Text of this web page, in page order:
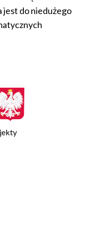
jest do niedużego